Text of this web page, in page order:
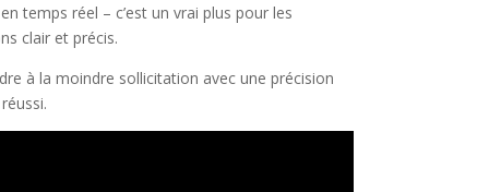
temps réel – c’est un vrai plus pour les
clair et précis.
à la moindre sollicitation avec une précision